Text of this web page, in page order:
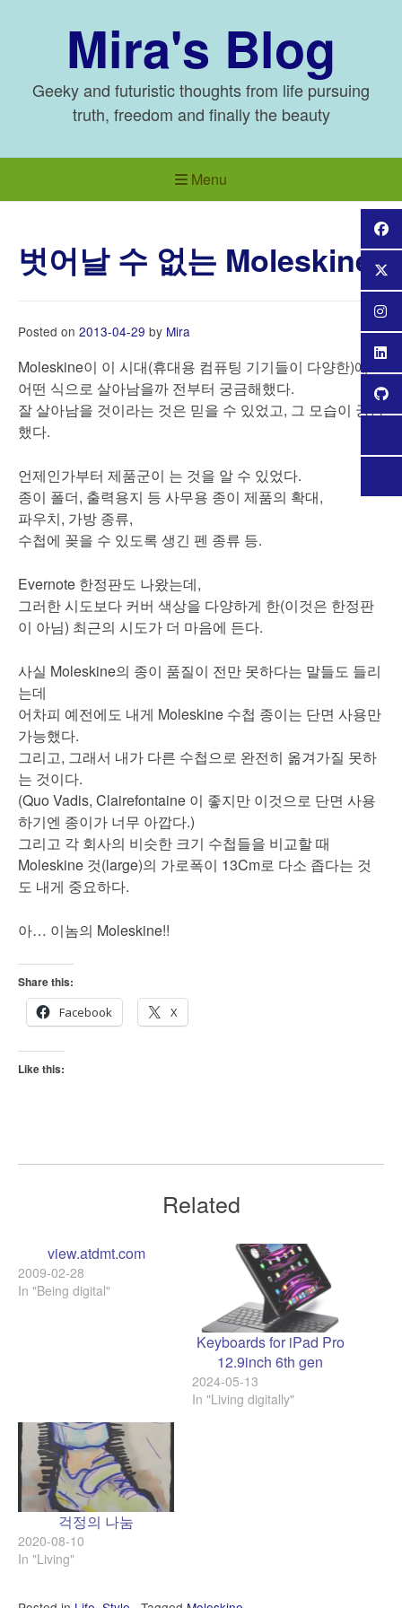
Mira's Blog
Geeky and futuristic thoughts from life pursuing
truth, freedom and finally the beauty
Menu
벗어날 수 없는 Moleskine
Posted on 2013-04-29 by Mira
Moleskine이 이 시대(휴대용 컴퓨팅 기기들이 다양한)에
어떤 식으로 살아남을까 전부터 궁금해했다.
잘 살아남을 것이라는 것은 믿을 수 있었고, 그 모습이 궁금
했다.
언제인가부터 제품군이 는 것을 알 수 있었다.
종이 폴더, 출력용지 등 사무용 종이 제품의 확대,
파우치, 가방 종류,
수첩에 꽂을 수 있도록 생긴 펜 종류 등.
Evernote 한정판도 나왔는데,
그러한 시도보다 커버 색상을 다양하게 한(이것은 한정판
이 아님) 최근의 시도가 더 마음에 든다.
사실 Moleskine의 종이 품질이 전만 못하다는 말들도 들리
는데
어차피 예전에도 내게 Moleskine 수첩 종이는 단면 사용만
가능했다.
그리고, 그래서 내가 다른 수첩으로 완전히 옮겨가질 못하
는 것이다.
(Quo Vadis, Clairefontaine 이 좋지만 이것으로 단면 사용
하기엔 종이가 너무 아깝다.)
그리고 각 회사의 비슷한 크기 수첩들을 비교할 때
Moleskine 것(large)의 가로폭이 13Cm로 다소 좁다는 것
도 내게 중요하다.
아… 이놈의 Moleskine!!
Share this:
Facebook
X
Like this:
Related
view.atdmt.com
2009-02-28
In "Being digital"
Keyboards for iPad Pro
12.9inch 6th gen
2024-05-13
In "Living digitally"
걱정의 나눔
2020-08-10
In "Living"